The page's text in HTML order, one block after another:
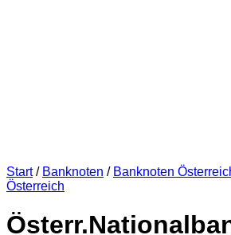
Start / Banknoten / Banknoten
Österreich